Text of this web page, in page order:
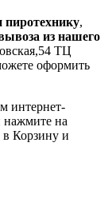
,
из нашего
ТЦ
оформить
интернет-
нажмите на
в Корзину и